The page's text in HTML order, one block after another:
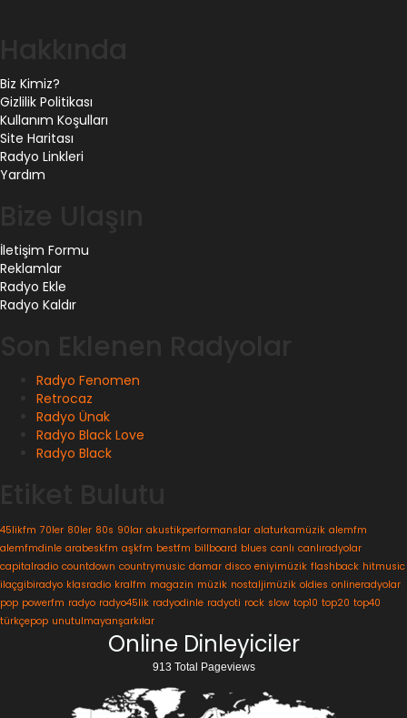
Biz Kimiz?
Gizlilik Politikası
Kullanım Koşulları
Site Haritası
Radyo Linkleri
Yardım
İletişim Formu
Reklamlar
Radyo Ekle
Radyo Kaldır
Radyo Fenomen
Retrocaz
Radyo Ünak
Radyo Black Love
Radyo Black
45likfm 70ler 80ler 80s 90lar akustikperformanslar alaturkamüzik alemfm
alemfmdinle arabeskfm aşkfm bestfm billboard blues canlı canlıradyolar
capitalradio countdown countrymusic damar disco eniyimüzik flashback hitmusic
ilaçgibiradyo klasradio kralfm magazin müzik nostaljimüzik oldies onlineradyolar
pop powerfm radyo radyo45lik radyodinle radyoti rock slow top10 top20 top40
türkçepop unutulmayanşarkılar
Online Dinleyiciler
913 Total Pageviews